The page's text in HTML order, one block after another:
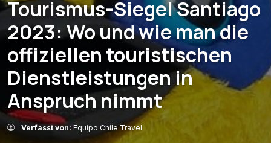
Tourismus-Siegel Santiago
2023: Wo und wie man die
offiziellen touristischen
Dienstleistungen in
Anspruch nimmt
Verfasst von: Equipo Chile Travel